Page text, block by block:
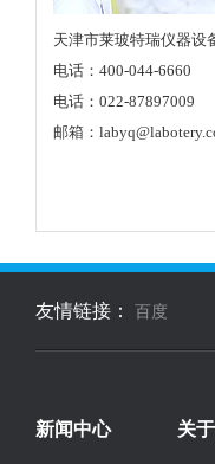
天津市莱玻特瑞仪器设
电话：400-044-6660
电话：022-87897009
邮箱：
友情链接： 百度
新闻中心 关